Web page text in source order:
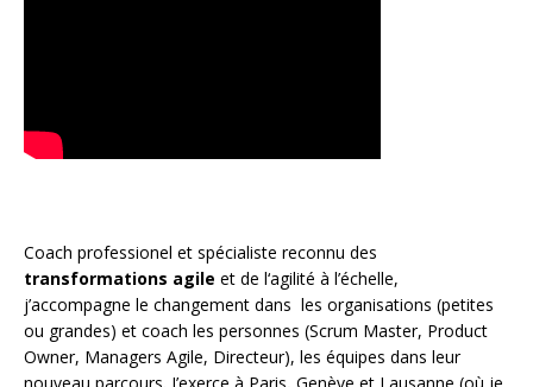
Coach professionel et spécialiste reconnu des
transformations agile et de l‘agilité à l’échelle,
j’accompagne le changement dans les organisations (petites
ou grandes) et coach les personnes (Scrum Master, Product
Owner, Managers Agile, Directeur), les équipes dans leur